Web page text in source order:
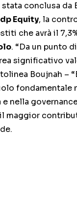
stata conclusa da
Equity, la
che avrà il
. “Da un punto
significativo
Boujnah –
fondamentale
nella
maggior